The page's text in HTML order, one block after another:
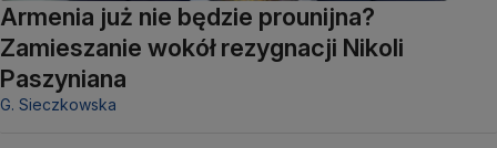
Armenia już nie będzie prounijna?
Zamieszanie wokół rezygnacji Nikoli
Paszyniana
G. Sieczkowska